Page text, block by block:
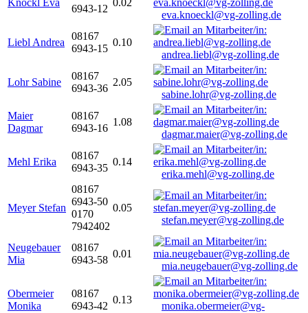
Knöckl Eva
6943-12
0.02
eva.knoeckl@vg-zolling.de
Liebl Andrea
08167
6943-15
0.10
andrea.liebl@vg-zolling.de
Lohr Sabine
08167
6943-36
2.05
sabine.lohr@vg-zolling.de
Maier
Dagmar
08167
6943-16
1.08
dagmar.maier@vg-zolling.de
Mehl Erika
08167
6943-35
0.14
erika.mehl@vg-zolling.de
Meyer Stefan
08167
6943-50
0170
7942402
0.05
stefan.meyer@vg-zolling.de
Neugebauer
Mia
08167
6943-58
0.01
mia.neugebauer@vg-zolling.de
Obermeier
Monika
08167
6943-42
0.13
monika.obermeier@vg-